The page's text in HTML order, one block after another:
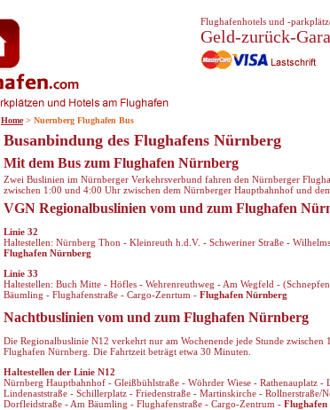
Busanbindung des Flughafens Nürnberg
Mit dem Bus zum Flughafen Nürnberg
Zwei Buslinien im Nürnberger Verkehrsverbund fahren den Nürnberger
zwischen 1:00 und 4:00 Uhr zwischen dem Nürnberger Hauptbahnhof und
VGN Regionalbuslinien vom und zum Flughafen
Linie 32
Haltestellen: Nürnberg Thon - Kleinreuth h.d.V. - Schweriner Straße -
Flughafen Nürnberg
Linie 33
Haltestellen: Buch Mitte - Höfles - Wehrenreuthweg - Am Wegfeld -
Bäumling - Flughafenstraße - Cargo-Zenrtum - Flughafen Nürnberg
Nachtbuslinien vom und zum Flughafen Nürnberg
Die Regionalbuslinie N12 verkehrt nur am Wochenende jede Stunde
Flughafen Nürnberg. Die Fahrtzeit beträgt etwa 30 Minuten.
Haltestellen der Linie N12
Nürnberg Hauptbahnhof - Gleißbühlstraße - Wöhrder Wiese - Rathenauplatz
Lindenaststraße - Schillerplatz - Friedenstraße - Martinskirche -
Dorfleidstraße - Am Bäumling - Flughafenstraße - Cargo-Zentrum - Flughafen
Flughafenhotels und -
Geld-zurück-
Home > Nuernberg Flughafen Bus